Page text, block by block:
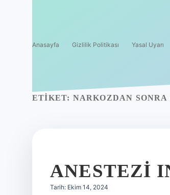
Anasayfa Gizlilik Politikası Yasal Uyarı
ETIKET: NARKOZDAN
ANESTEZI
Tarih: Ekim 14, 2024